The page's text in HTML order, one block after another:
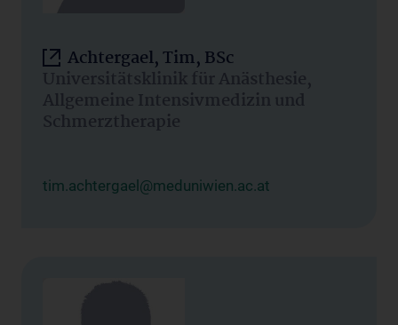
Achtergael, Tim, BSc
Universitätsklinik für Anästhesie,
Allgemeine Intensivmedizin und
Schmerztherapie
tim.achtergael@meduniwien.ac.at